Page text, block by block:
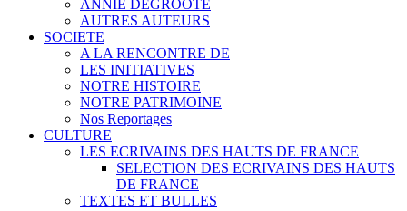
ANNIE DEGROOTE
AUTRES AUTEURS
SOCIETE
A LA RENCONTRE DE
LES INITIATIVES
NOTRE HISTOIRE
NOTRE PATRIMOINE
Nos Reportages
CULTURE
LES ECRIVAINS DES HAUTS DE FRANCE
SELECTION DES ECRIVAINS DES HAUTS
DE FRANCE
TEXTES ET BULLES